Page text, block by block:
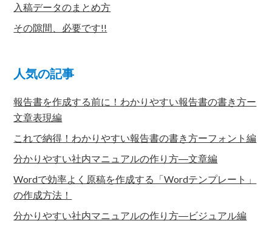
入稿データのまとめ方
その隙間、必要です!!
人気の記事
報告書を作成する前に！わかりやすい報告書の書き方ー
文章表現編
これで納得！わかりやすい報告書の書き方ーフォント編
分かりやすい社内マニュアルの作り方―文章編
Wordで効率よく原稿を作成する「Wordテンプレート」
の作成方法！
分かりやすい社内マニュアルの作り方―ビジュアル編